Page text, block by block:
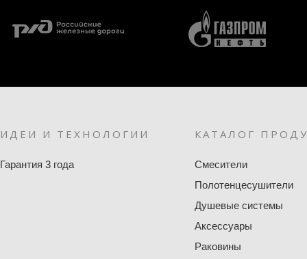
ИДЕИ И ТЕХНОЛОГИИ
Гарантия 3 года
КАТАЛОГ
Смесители
Полотенцесушители
Душевые системы
Аксессуары
Раковины